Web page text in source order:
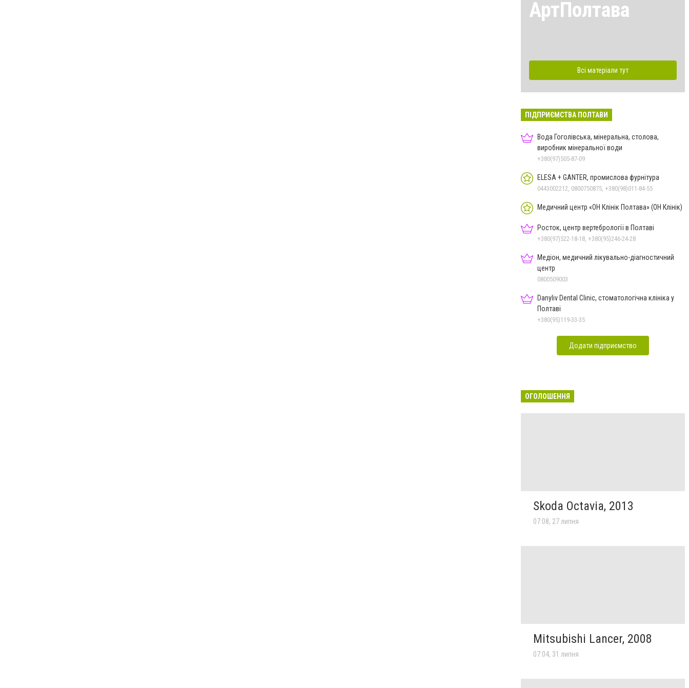
АртПолтава
Всі матеріали тут
ПІДПРИЄМСТВА ПОЛТАВИ
Вода Гоголівська, мінеральна, столова,
виробник мінеральної води
+380(97)505-87-09
ELESA + GANTER, промислова фурнітура
0443002212, 0800750875, +380(98)011-84-55
Медичний центр «ОН Клінік Полтава» (ОН Клінік)
Росток, центр вертебрології в Полтаві
+380(97)522-18-18, +380(95)246-24-28
Медіон, медичний лікувально-діагностичний
центр
0800509003
Danyliv Dental Clinic, стоматологічна клініка у
Полтаві
+380(95)119-33-35
Додати підприємство
ОГОЛОШЕННЯ
Skoda Octavia, 2013
07:08, 27 липня
Mitsubishi Lancer, 2008
07:04, 31 липня